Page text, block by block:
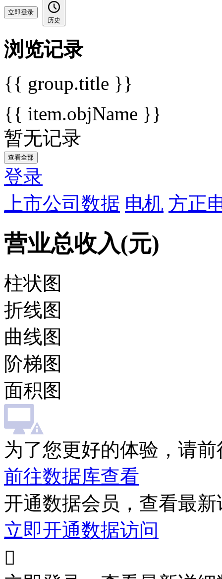
立即登录
历史
浏览记录
{{ group.title }}
{{ item.objName }}
暂无记录
查看全部
登录
上市公司数据 电机 方正
营业总收入(元)
柱状图
折线图
曲线图
阶梯图
面积图
为了您更好的体验，请
前往数据库查看
开通数据会员，查看最
立即开通数据访问
